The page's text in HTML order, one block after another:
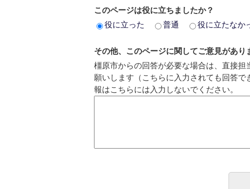
このページは役に立ちましたか？
役に立った
普通 役に立たなか
その他、このページに関してご意見があり
橿原市からの回答が必要な場合は、直接
願いします（こちらに入力されても回答
報はこちらには入力しないでください。